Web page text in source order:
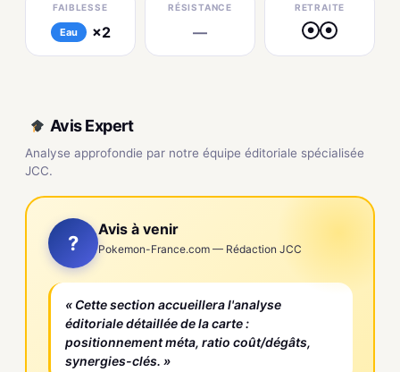
FAIBLESSE
Eau ×2
RÉSISTANCE
—
RETRAITE
● ●
Avis Expert
Analyse approfondie par notre équipe éditoriale spécialisée
JCC.
?
Avis à venir
Pokemon-France.com — Rédaction JCC
« Cette section accueillera l'analyse
éditoriale détaillée de la carte :
positionnement méta, ratio coût/dégâts,
synergies-clés. »